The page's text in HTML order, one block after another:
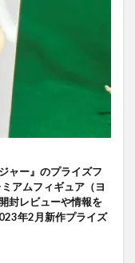
ャー』のプライズフ
アムフィギュア（ヨ
封レビューや情報を
年2月新作プライズ